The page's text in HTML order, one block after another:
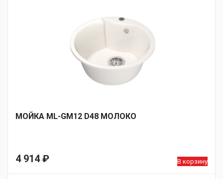
МОЙКA ML-GM12 D48 МОЛОКО
4 914₽ В корзину